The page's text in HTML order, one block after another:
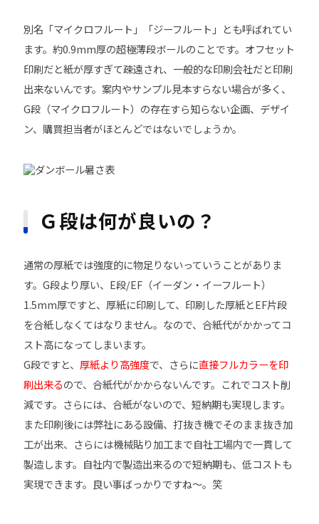
別名「マイクロフルート」「ジーフルート」とも呼ばれてい
ます。約0.9mm厚の超極薄段ボールのことです。オフセット
印刷だと紙が厚すぎて疎遠され、一般的な印刷会社だと印刷
出来ないんです。案内やサンプル見本すらない場合が多く、
G段（マイクロフルート）の存在すら知らない企画、デザイ
ン、購買担当者がほとんどではないでしょうか。
Ｇ段は何が良いの？
通常の厚紙では強度的に物足りないっていうことがありま
す。G段より厚い、E段/EF（イーダン・イーフルート）
1.5mm厚ですと、厚紙に印刷して、印刷した厚紙とEF片段
を合紙しなくてはなりません。なので、合紙代がかかってコ
スト高になってしまいます。
G段ですと、 厚紙より高強度で、さらに直接フルカラーを印
刷出来るので、合紙代がかからないんです。これでコスト削
減です。さらには、合紙がないので、短納期も実現します。
また印刷後には弊社にある設備、打抜き機でそのまま抜き加
工が出来、さらには機械貼り加工まで自社工場内で一貫して
製造します。自社内で製造出来るので短納期も、低コストも
実現できます。良い事ばっかりですね～。笑